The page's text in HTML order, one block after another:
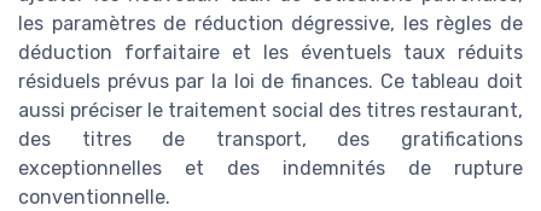
les paramètres de réduction dégressive, les règles de
déduction forfaitaire et les éventuels taux réduits
résiduels prévus par la loi de finances. Ce tableau doit
aussi préciser le traitement social des titres restaurant,
des titres de transport, des gratifications
exceptionnelles et des indemnités de rupture
conventionnelle.